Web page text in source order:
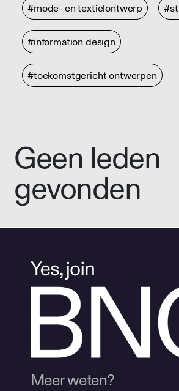
#mode- en textielontwerp
#information design
#toekomstgericht ontwerpen
Geen leden
gevonden
Meer weten?